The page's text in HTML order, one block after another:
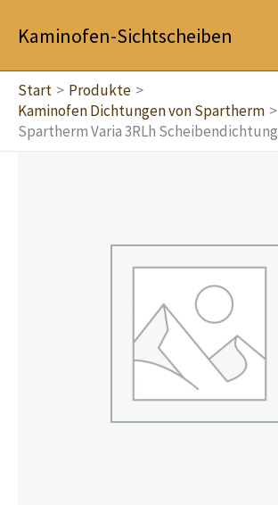
InhaltKaminofen-Sichtscheiben
Start
Produkte
Kaminofen Dichtungen von Spartherm
Spartherm Varia 3RLh Scheibendichtung